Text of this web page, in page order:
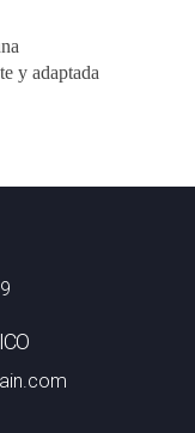
y adaptada